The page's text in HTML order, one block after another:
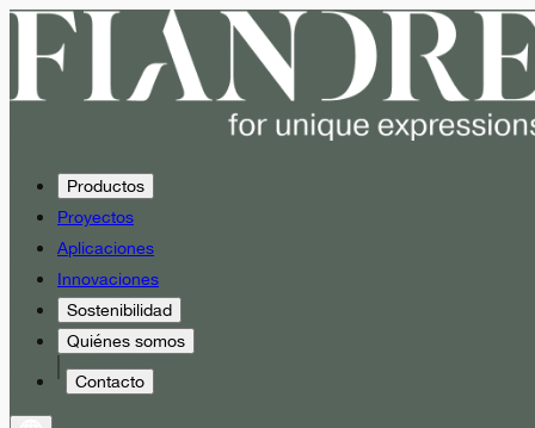
Productos
Proyectos
Aplicaciones
Innovaciones
Sostenibilidad
Quiénes somos
Contacto